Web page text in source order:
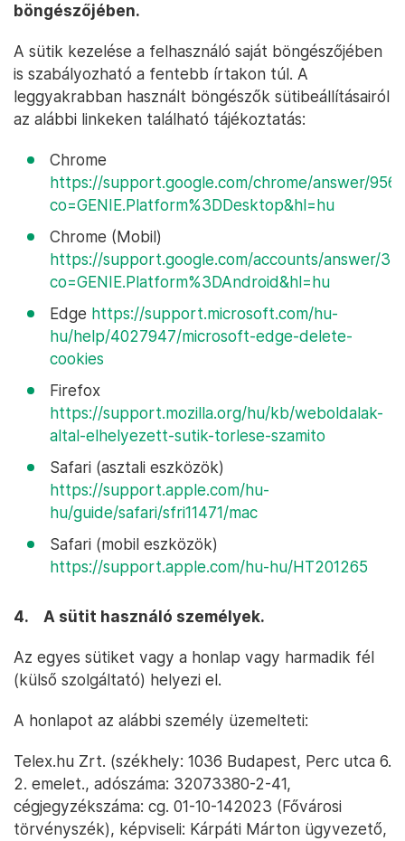
böngészőjében.
A sütik kezelése a felhasználó saját böngészőjében
is szabályozható a fentebb írtakon túl. A
leggyakrabban használt böngészők sütibeállításairól
az alábbi linkeken található tájékoztatás:
Chrome
https://support.google.com/chrome/answer/
co=GENIE.Platform%3DDesktop&hl=hu
Chrome (Mobil)
https://support.google.com/accounts/answer/
co=GENIE.Platform%3DAndroid&hl=hu
Edge https://support.microsoft.com/hu-
hu/help/4027947/microsoft-edge-delete-
cookies
Firefox
https://support.mozilla.org/hu/kb/weboldalak-
altal-elhelyezett-sutik-torlese-szamito
Safari (asztali eszközök)
https://support.apple.com/hu-
hu/guide/safari/sfri11471/mac
Safari (mobil eszközök)
https://support.apple.com/hu-hu/HT201265
4. A sütit használó személyek.
Az egyes sütiket vagy a honlap vagy harmadik fél
(külső szolgáltató) helyezi el.
A honlapot az alábbi személy üzemelteti:
Telex.hu Zrt. (székhely: 1036 Budapest, Perc utca 6.
2. emelet., adószáma: 32073380-2-41,
cégjegyzékszáma: cg. 01-10-142023 (Fővárosi
törvényszék), képviseli: Kárpáti Márton ügyvezető,